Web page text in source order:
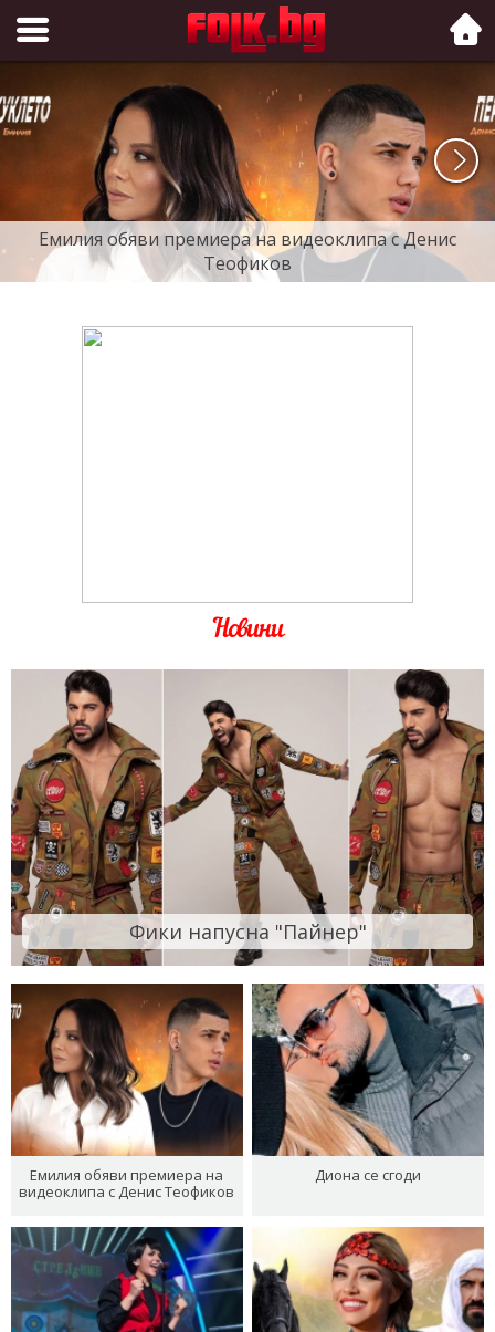
Folk.bg
Емилия обяви премиера на видеоклипа с Денис
Теофиков
Новини
Фики напусна "Пайнер"
Емилия обяви премиера на
видеоклипа с Денис Теофиков
Диона се сгоди